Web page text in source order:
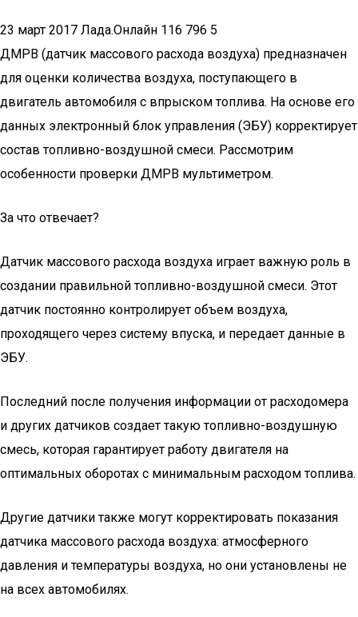
23 март 2017 Лада.Онлайн 116 796 5
ДМРВ (датчик массового расхода воздуха) предназначен
для оценки количества воздуха, поступающего в
двигатель автомобиля с впрыском топлива. На основе его
данных электронный блок управления (ЭБУ) корректирует
состав топливно-воздушной смеси. Рассмотрим
особенности проверки ДМРВ мультиметром.
За что отвечает?
Датчик массового расхода воздуха играет важную роль в
создании правильной топливно-воздушной смеси. Этот
датчик постоянно контролирует объем воздуха,
проходящего через систему впуска, и передает данные в
ЭБУ.
Последний после получения информации от расходомера
и других датчиков создает такую ​​топливно-воздушную
смесь, которая гарантирует работу двигателя на
оптимальных оборотах с минимальным расходом топлива.
Другие датчики также могут корректировать показания
датчика массового расхода воздуха: атмосферного
давления и температуры воздуха, но они установлены не
на всех автомобилях.